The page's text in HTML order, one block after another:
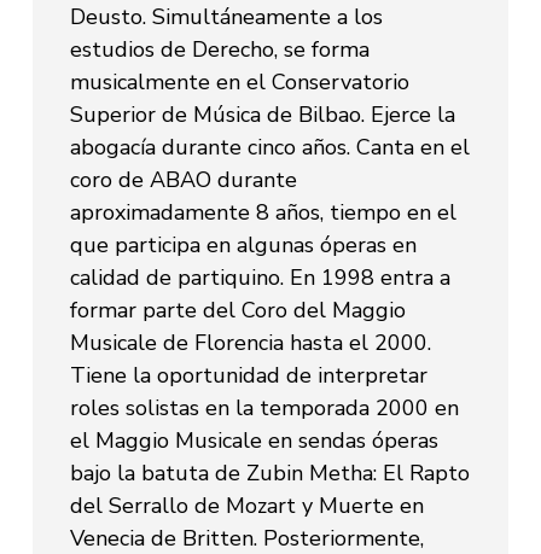
Deusto. Simultáneamente a los
estudios de Derecho, se forma
musicalmente en el Conservatorio
Superior de Música de Bilbao. Ejerce la
abogacía durante cinco años. Canta en el
coro de ABAO durante
aproximadamente 8 años, tiempo en el
que participa en algunas óperas en
calidad de partiquino. En 1998 entra a
formar parte del Coro del Maggio
Musicale de Florencia hasta el 2000.
Tiene la oportunidad de interpretar
roles solistas en la temporada 2000 en
el Maggio Musicale en sendas óperas
bajo la batuta de Zubin Metha: El Rapto
del Serrallo de Mozart y Muerte en
Venecia de Britten. Posteriormente,